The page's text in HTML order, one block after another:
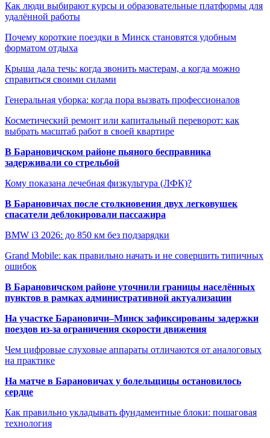
Как люди выбирают курсы и образовательные платформы для
удалённой работы
Почему короткие поездки в Минск становятся удобным
форматом отдыха
Крыша дала течь: когда звонить мастерам, а когда можно
справиться своими силами
Генеральная уборка: когда пора вызвать профессионалов
Косметический ремонт или капитальный переворот: как
выбрать масштаб работ в своей квартире
В Барановичском районе пьяного бесправника
задерживали со стрельбой
Кому показана лечебная физкультура (ЛФК)?
В Барановичах после столкновения двух легковушек
спасатели деблокировали пассажира
BMW i3 2026: до 850 км без подзарядки
Grand Mobile: как правильно начать и не совершить типичных
ошибок
В Барановичском районе уточнили границы населённых
пунктов в рамках административной актуализации
На участке Барановичи–Минск зафиксированы задержки
поездов из-за ограничения скорости движения
Чем цифровые слуховые аппараты отличаются от аналоговых
на практике
На матче в Барановичах у болельщицы остановилось
сердце
Как правильно укладывать фундаментные блоки: пошаговая
технология